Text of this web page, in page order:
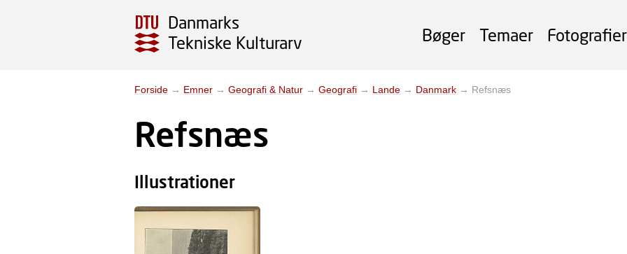
Danmarks
Tekniske Kulturarv
Bøger Temaer Fotografier
Forside → Emner → Geografi & Natur → Geografi → Lande → Danmark → Refsnæs
Refsnæs
Illustrationer